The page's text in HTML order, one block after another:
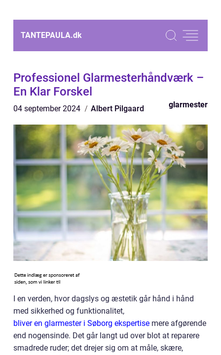
TANTEPAULA.dk
Professionel Glarmesterhåndværk –
En Klar Forskel
04 september 2024 Albert Pilgaard glarmester
I en verden, hvor dagslys og æstetik går hånd i hånd
med sikkerhed og funktionalitet,
bliver en glarmester i Søborg ekspertise mere afgørende
end nogensinde. Det går langt ud over blot at reparere
smadrede ruder; det drejer sig om at måle, skære,